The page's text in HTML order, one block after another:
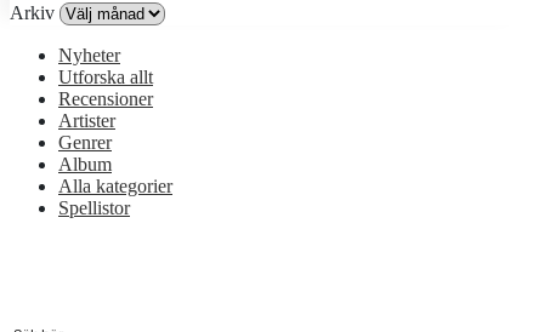
Arkiv
Nyheter
Utforska allt
Recensioner
Artister
Genrer
Album
Alla kategorier
Spellistor